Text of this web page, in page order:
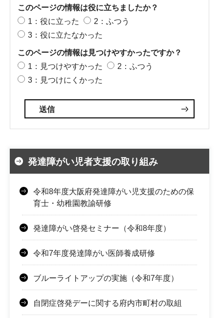
このページの情報は役に立ちましたか？
1：役に立った
2：ふつう
3：役に立たなかった
このページの情報は見つけやすかったですか？
1：見つけやすかった
2：ふつう
3：見つけにくかった
発達障がい児者支援の取り組み
令和8年度大阪府発達障がい児支援のための保
育士・幼稚園教諭研修
発達障がい啓発セミナー（令和8年度）
令和7年度発達障がい医師養成研修
ブルーライトアップの実施（令和7年度）
自閉症啓発デーに関する府内市町村の取組